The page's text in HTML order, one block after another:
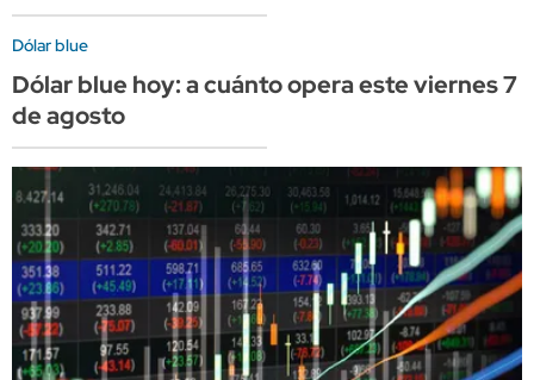
Dólar blue
Dólar blue hoy: a cuánto opera este viernes 7
de agosto